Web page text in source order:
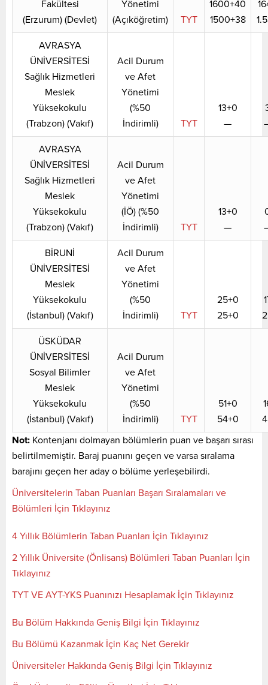
Fakültesi
(Erzurum) (Devlet)
Yönetimi
(Açıköğretim)
TYT
1600+40
1500+38
AVRASYA
ÜNİVERSİTESİ
Sağlık Hizmetleri
Meslek
Yüksekokulu
(Trabzon) (Vakıf)
Acil Durum
ve Afet
Yönetimi
(%50
İndirimli)
TYT
13+0
—
AVRASYA
ÜNİVERSİTESİ
Sağlık Hizmetleri
Meslek
Yüksekokulu
(Trabzon) (Vakıf)
Acil Durum
ve Afet
Yönetimi
(İÖ) (%50
İndirimli)
TYT
13+0
—
BİRUNİ
ÜNİVERSİTESİ
Meslek
Yüksekokulu
(İstanbul) (Vakıf)
Acil Durum
ve Afet
Yönetimi
(%50
İndirimli)
TYT
25+0
25+0
ÜSKÜDAR
ÜNİVERSİTESİ
Sosyal Bilimler
Meslek
Yüksekokulu
(İstanbul) (Vakıf)
Acil Durum
ve Afet
Yönetimi
(%50
İndirimli)
TYT
51+0
54+0
Not: Kontenjanı dolmayan bölümlerin puan ve başarı sırası
belirtilmemiştir. Baraj puanını geçen ve varsa sıralama
barajını geçen her aday o bölüme yerleşebilirdi.
Üniversitelerin Taban Puanları Başarı Sıralamaları ve
Bölümleri İçin Tıklayınız
4 Yıllık Bölümlerin Taban Puanları İçin Tıklayınız
2 Yıllık Üniversite (Önlisans) Bölümleri Taban Puanları İçin
Tıklayınız
TYT VE AYT-YKS Puanınızı Hesaplamak İçin Tıklayınız
Bu Bölüm Hakkında Geniş Bilgi İçin Tıklayınız
Bu Bölümü Kazanmak İçin Kaç Net Gerekir
Üniversiteler Hakkında Geniş Bilgi İçin Tıklayınız